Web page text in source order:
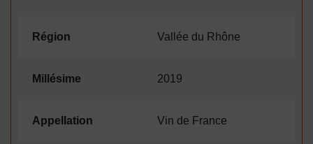
Région Vallée du Rhône
Millésime 2019
Appellation Vin de France